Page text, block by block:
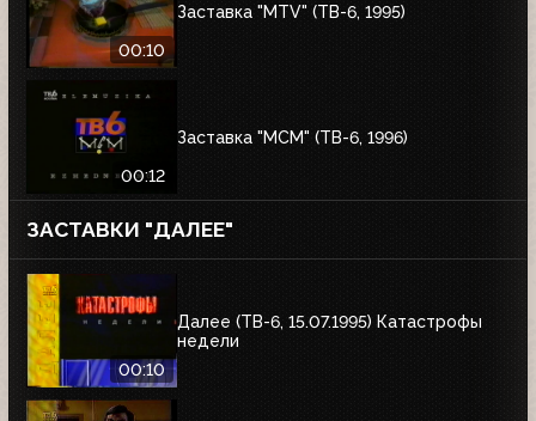
00:10
Заставка "MTV" (ТВ-6, 1995)
00:12
Заставка "MCM" (ТВ-6, 1996)
ЗАСТАВКИ "ДАЛЕЕ"
00:10
Далее (ТВ-6, 15.07.1995) Катастрофы
недели